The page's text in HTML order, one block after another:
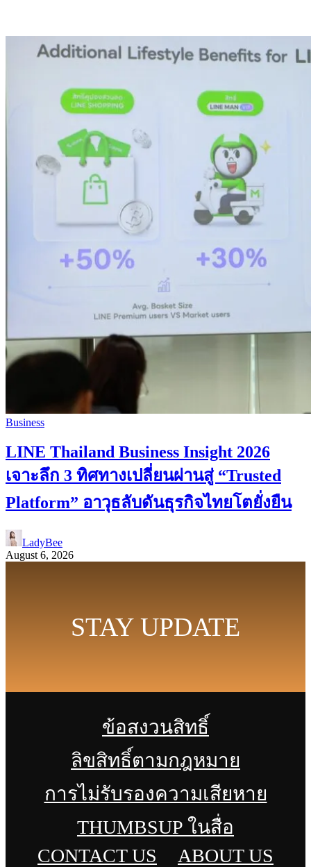
Business
LINE Thailand Business Insight 2026
เจาะลึก 3 ทิศทางเปลี่ยนผ่านสู่ “Trusted
Platform” อาวุธลับดันธุรกิจไทยโตยั่งยืน
LadyBee
August 6, 2026
STAY UPDATE
ข้อสงวนสิทธิ์
ลิขสิทธิ์ตามกฎหมาย
การไม่รับรองความเสียหาย
THUMBSUP ในสื่อ
CONTACT US
ABOUT US